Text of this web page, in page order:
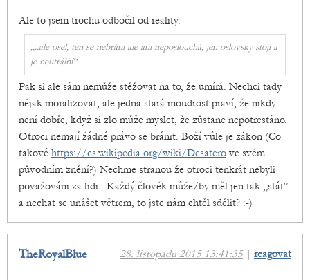
Ale to jsem trochu odbočil od reality.
„..ale osel, ten se nebrání ale ani neposlouchá, jen oslovsky stojí a
je neutrální“
Pak si ale sám nemůže stěžovat na to, že umírá. Nechci tady
nějak moralizovat, ale jedna stará moudrost praví, že nikdy
není dobře, když si zlo může myslet, že zůstane nepotrestáno.
Otroci nemají žádné právo se bránit. Boží vůle je zákon (Co
takové https://cs.wikipedia.org/wiki/Desatero ve svém
původním znění?) Nechme stranou že otroci tenkrát nebyli
považováni za lidi.. Každý člověk může/by měl jen tak „stát“
a nechat se unášet větrem, to jste nám chtěl sdělit? :-)
28. listopadu 2015 13:41:35| reagovat
TheRoyalBlue